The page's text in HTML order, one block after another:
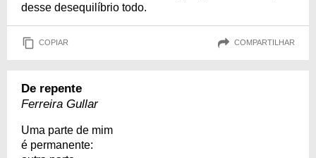
desse desequilíbrio todo.
COPIAR COMPARTILHAR
De repente
Ferreira Gullar
Uma parte de mim
é permanente: